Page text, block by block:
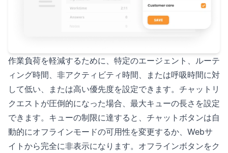
作業負荷を軽減するために、特定のエージェント、ルーテ
ィング時間、非アクティビティ時間、または呼吸時間に対
して低い、または高い優先度を設定できます。チャットリ
クエストが圧倒的になった場合、最大キューの長さを設定
できます。キューの制限に達すると、チャットボタンは自
動的にオフラインモードの可用性を変更するか、Webサ
イトから完全に非表示になります。オフラインボタンをク